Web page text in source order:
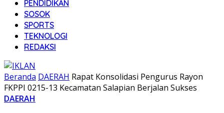
PENDIDIKAN
SOSOK
SPORTS
TEKNOLOGI
REDAKSI
Beranda DAERAH Rapat Konsolidasi Pengurus Rayon
FKPPI 0215-13 Kecamatan Salapian Berjalan Sukses
DAERAH